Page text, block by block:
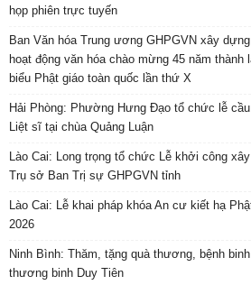
họp phiên trực tuyến
Ban Văn hóa Trung ương GHPGVN xây
hoạt động văn hóa chào mừng 45 năm thành
biểu Phật giáo toàn quốc lần thứ X
Hải Phòng: Phường Hưng Đạo tổ chức lễ
Liệt sĩ tại chùa Quảng Luận
Lào Cai: Long trọng tổ chức Lễ khởi công
Trụ sở Ban Trị sự GHPGVN tỉnh
Lào Cai: Lễ khai pháp khóa An cư kiết hạ
2026
Ninh Bình: Thăm, tặng quà thương, bệnh
thương binh Duy Tiên